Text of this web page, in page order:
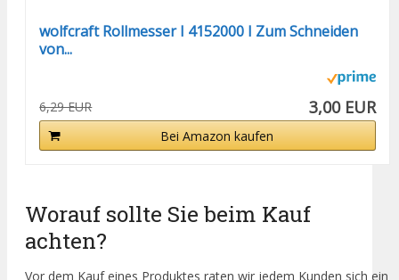
wolfcraft Rollmesser I 4152000 I Zum Schneiden
von...
6,29 EUR 3,00 EUR
Bei Amazon kaufen
Worauf sollte Sie beim Kauf
achten?
Vor dem Kauf eines Produktes raten wir jedem Kunden sich ein